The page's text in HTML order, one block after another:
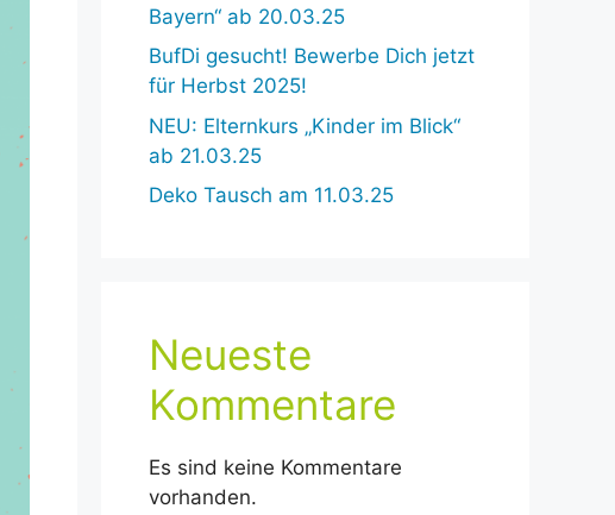
Bayern“ ab 20.03.25
BufDi gesucht! Bewerbe Dich jetzt
für Herbst 2025!
NEU: Elternkurs „Kinder im Blick“
ab 21.03.25
Deko Tausch am 11.03.25
Neueste
Kommentare
Es sind keine Kommentare
vorhanden.